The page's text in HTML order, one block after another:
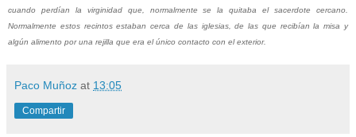
cuando perdían la virginidad que, normalmente se la quitaba el sacerdote cercano.
Normalmente estos recintos estaban cerca de las iglesias, de las que recibían la misa y
algún alimento por una rejilla que era el único contacto con el exterior.
Paco Muñoz at 13:05
Compartir